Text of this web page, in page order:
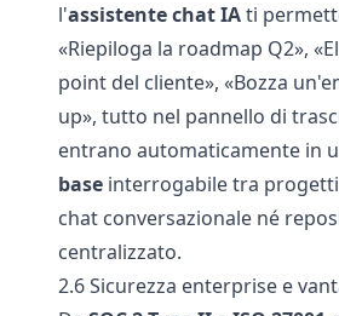
l'assistente chat IAti
«Riepiloga la roadmap Q2»,
point del cliente», «Bozza
up», tutto nel pannello di
entrano automaticamente in
base interrogabile tra
chat conversazionale né
centralizzato.
2.6 Sicurezza enterprise e